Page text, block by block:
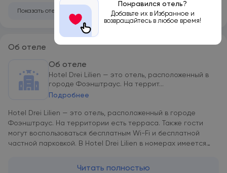
Понравился отель?
Добавьте их в Избранное и
возвращайтесь в любое время!
Показать отель на карте
Об отеле
Об отеле
Hotel Drei Lilien — это отель, расположенный в
городе Фоэнштраус. На террит...
Подробнее
Hotel Drei Lilien — это отель, расположенный в городе
Фоэнштраус. На территории есть терраса. Также гости
могут воспользоваться бесплатным Wi-Fi и бесплатной
частной парковкой. В Hotel Drei Lilien в номерах имеется
собственная ванная комната, а также предоставляются
Читать полностью